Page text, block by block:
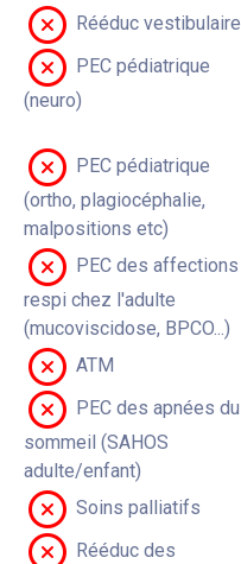
Rééduc vestibulaire
PEC pédiatrique
(neuro)
PEC pédiatrique
(ortho, plagiocéphalie,
malpositions etc)
PEC des affections
respi chez l'adulte
(mucoviscidose, BPCO...)
ATM
PEC des apnées du
sommeil (SAHOS
adulte/enfant)
Soins palliatifs
Rééduc des